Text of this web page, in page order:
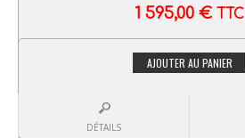
1 595,00€ TTC
AJOUTER AU PANIER
DÉTAILS